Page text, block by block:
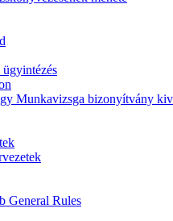
Munkavizsga bizonyítvány
General Rules